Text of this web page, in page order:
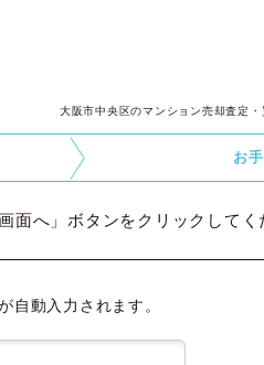
大阪市中央区のマンション売却査定
お
面へ」ボタンをクリックしてく
自動入力されます。